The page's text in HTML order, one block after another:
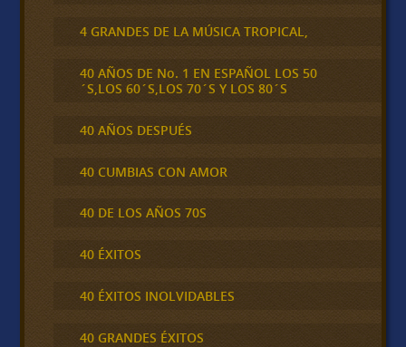
4 GRANDES DE LA MÚSICA TROPICAL,
40 AÑOS DE No. 1 EN ESPAÑOL LOS 50
´S,LOS 60´S,LOS 70´S Y LOS 80´S
40 AÑOS DESPUÉS
40 CUMBIAS CON AMOR
40 DE LOS AÑOS 70S
40 ÉXITOS
40 ÉXITOS INOLVIDABLES
40 GRANDES ÉXITOS